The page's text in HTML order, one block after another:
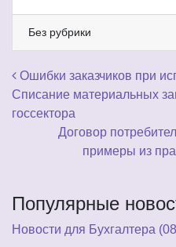
Без рубрики
Навигация по
Ошибки заказчиков при
Списание материальных
госсектора
Договор
примеры из
Популярные
Новости для Бухгалтера